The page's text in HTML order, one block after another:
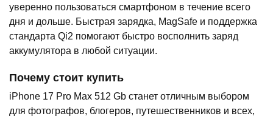
уверенно пользоваться смартфоном в течение всего
дня и дольше. Быстрая зарядка, MagSafe и поддержка
стандарта Qi2 помогают быстро восполнить заряд
аккумулятора в любой ситуации.
Почему стоит купить
iPhone 17 Pro Max 512 Gb станет отличным выбором
для фотографов, блогеров, путешественников и всех,